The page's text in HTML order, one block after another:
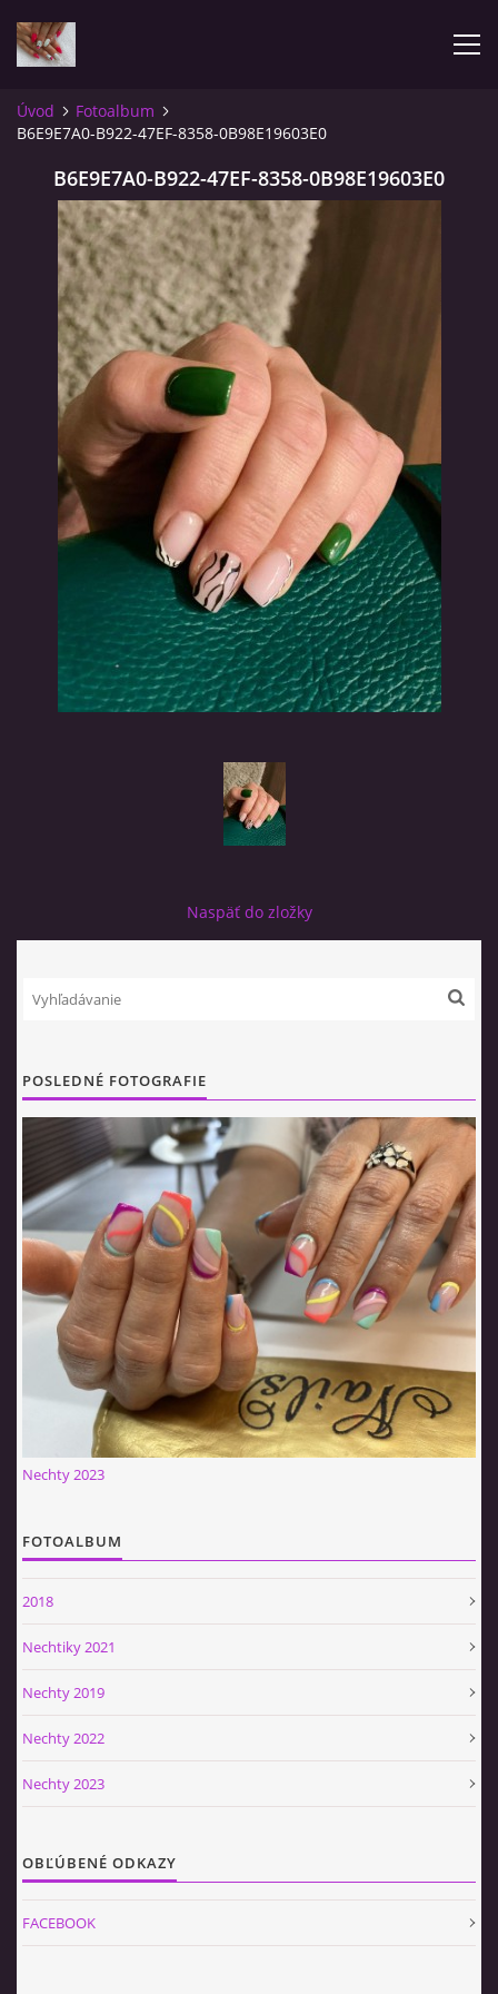
ÚVOD
FOTOALBUM
RECENZIE
CENNÍK
OBJEDNÁVKY
KONTAKT
SALON TOUCH OF BEAUTY
Šifrová Anna
Na Letisko 2088/5
Poprad-Velka 05801
0907339566
© 2025 eStránky.sk
Úvod
Fotoalbum
B6E9E7A0-B922-47EF-8358-0B98E19603E0
B6E9E7A0-B922-47EF-8358-0B98E19603E0
Naspäť do zložky
POSLEDNÉ FOTOGRAFIE
Nechty 2023
FOTOALBUM
2018
Nechtiky 2021
Nechty 2019
Nechty 2022
Nechty 2023
OBĽÚBENÉ ODKAZY
FACEBOOK